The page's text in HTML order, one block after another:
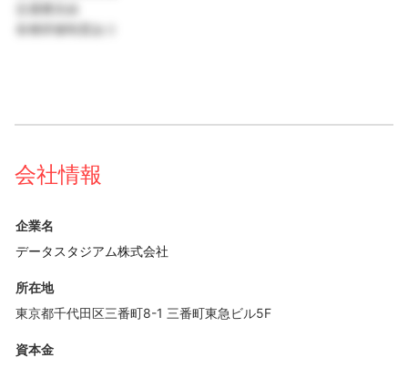
交通費支給
各種研修制度あり
会社情報
企業名
データスタジアム株式会社
所在地
東京都千代田区三番町8-1 三番町東急ビル5F
資本金